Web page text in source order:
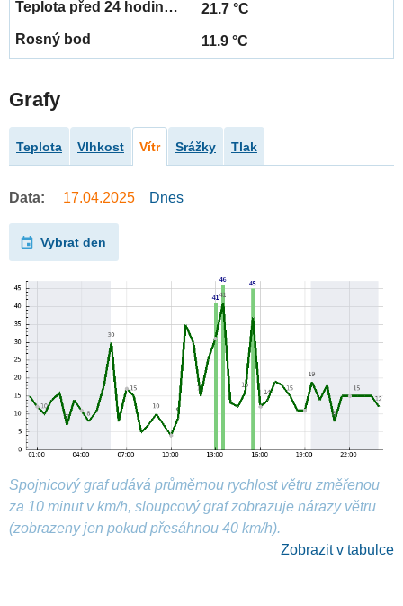
21.7 °C
11.9 °C
Grafy
Teplota Vlhkost Vítr Srážky Tlak
Data: 17.04.2025 Dnes
Vybrat den
Spojnicový graf udává průměrnou rychlost větru změřenou
za 10 minut v km/h, sloupcový graf zobrazuje nárazy větru
(zobrazeny jen pokud přesáhnou 40 km/h).
Zobrazit v tabulce